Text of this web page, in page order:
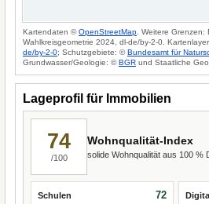
Kartendaten ©OpenStreetMap . Weitere
Wahlkreisgeometrie 2024, dl-de/by-2-0.
de/by-2-0; Schutzgebiete: ©Bundesamt für
Grundwasser/Geologie: ©BGR und Staatliche
Lageprofil für Immobilien
74
/100
Wohnqualität-Index
solide Wohnqualität aus 100 %
Schulen 72